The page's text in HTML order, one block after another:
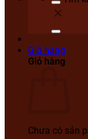
Giỏ hàng
Giỏ hàng
Chưa có sản